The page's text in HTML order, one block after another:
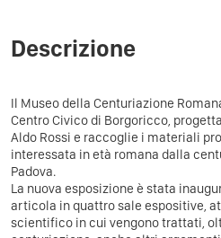
Descrizione
Il Museo della Centuriazione
Centro Civico di Borgoricco,
Aldo Rossi e raccoglie i materiali
interessata in età romana dalla
Padova.
La nuova esposizione è stata
articola in quattro sale espositive,
scientifico in cui vengono trattati,